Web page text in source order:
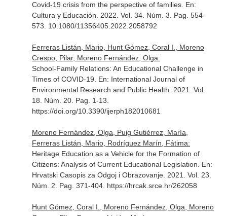
Covid-19 crisis from the perspective of families. En:
Cultura y Educación . 2022. Vol. 34. Núm. 3. Pag. 554-
573. 10.1080/11356405.2022.2058792
Ferreras Listán, Mario, Hunt Gómez, Coral I., Moreno
Crespo, Pilar, Moreno Fernández, Olga:
School-Family Relations: An Educational Challenge in
Times of COVID-19. En: International Journal of
Environmental Research and Public Health . 2021. Vol.
18. Núm. 20. Pag. 1-13.
https://doi.org/10.3390/ijerph182010681
Moreno Fernández, Olga, Puig Gutiérrez, María,
Ferreras Listán, Mario, Rodríguez Marín, Fátima:
Heritage Education as a Vehicle for the Formation of
Citizens: Analysis of Current Educational Legislation. En:
Hrvatski Casopis za Odgoj i Obrazovanje. 2021. Vol. 23.
Núm. 2. Pag. 371-404. https://hrcak.srce.hr/262058
Hunt Gómez, Coral I., Moreno Fernández, Olga, Moreno